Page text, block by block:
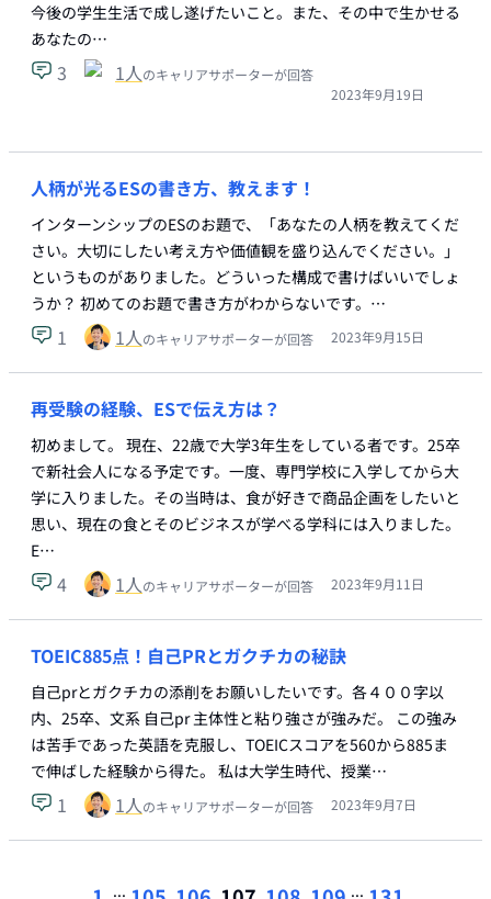
今後の学生生活で成し遂げたいこと。また、その中で生かせる
あなたの…
3 1人のキャリアサポーターが回答
2023年9月19日
人柄が光るESの書き方、教えます！
インターンシップのESのお題で、「あなたの人柄を教えてくだ
さい。大切にしたい考え方や価値観を盛り込んでください。」
というものがありました。どういった構成で書けばいいでしょ
うか？ 初めてのお題で書き方がわからないです。…
1 1人のキャリアサポーターが回答 2023年9月15日
再受験の経験、ESで伝え方は？
初めまして。 現在、22歳で大学3年生をしている者です。25卒
で新社会人になる予定です。一度、専門学校に入学してから大
学に入りました。その当時は、食が好きで商品企画をしたいと
思い、現在の食とそのビジネスが学べる学科には入りました。
E…
4 1人のキャリアサポーターが回答 2023年9月11日
TOEIC885点！自己PRとガクチカの秘訣
自己prとガクチカの添削をお願いしたいです。各４００字以
内、25卒、文系 自己pr 主体性と粘り強さが強みだ。 この強み
は苦手であった英語を克服し、TOEICスコアを560から885ま
で伸ばした経験から得た。 私は大学生時代、授業…
1 1人のキャリアサポーターが回答 2023年9月7日
... ...